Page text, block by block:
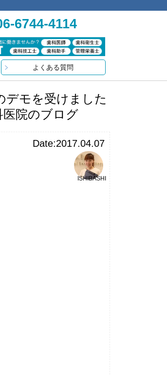
6744-4114
よくある質問
デモを受けました
医院のブログ
Date:2017.04.07
ISHIBASHI